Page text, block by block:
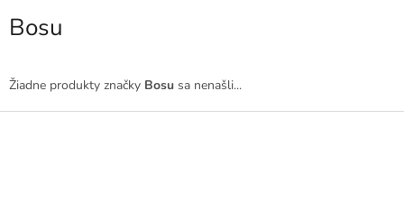
Bosu
Žiadne produkty značky Bosu sa nenašli...
Z